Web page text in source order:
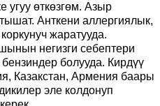
угуу өткөзгөм. Азыр
Анткени аллергиялык,
жаратууда.
негизги себептери
болууда. Кирдүү
Казакстан, Армения баары
эле колдонуп